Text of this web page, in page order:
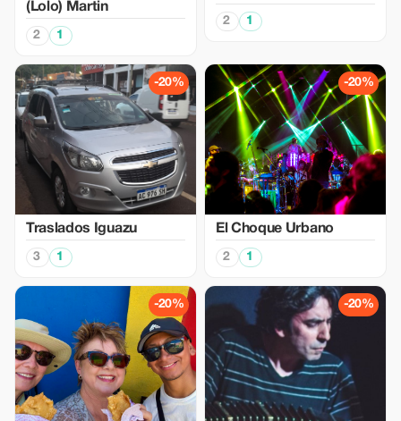
(Lolo) Martin
2 1
2 1
-20%
Traslados Iguazu
3 1
-20%
El Choque Urbano
2 1
-20% -20%